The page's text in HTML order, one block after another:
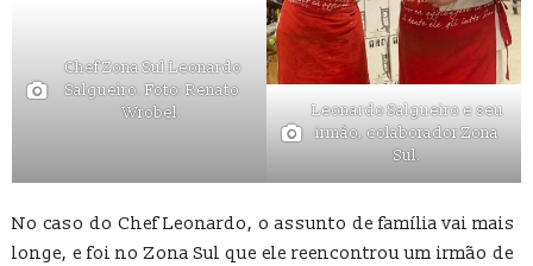
Chef Zona Sul Leonardo
Salgueiro. Foto: Renato
Wrobel.
Leonardo Salgueiro e seu
irmão, colaborador Zona
Sul.
No caso do Chef Leonardo, o assunto de família vai mais
longe, e foi no Zona Sul que ele reencontrou um irmão de